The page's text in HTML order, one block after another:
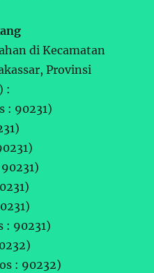
di Kecamatan
Provinsi
:
: 90231)
: 90231)
: 90232)